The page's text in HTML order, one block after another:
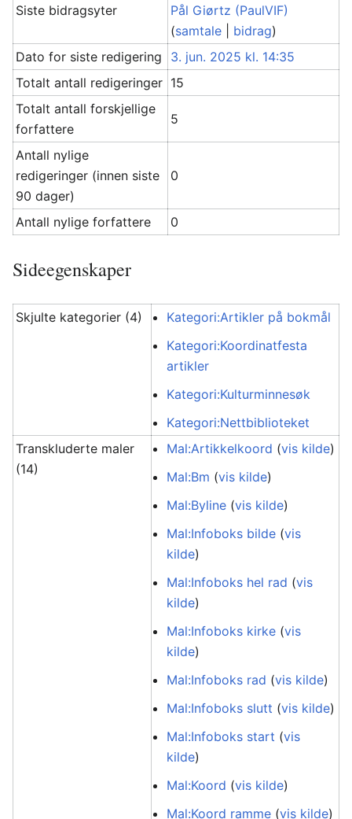
Siste bidragsyter
Pål Giørtz (PaulVIF)
(samtale bidrag)
Dato for siste redigering
3. jun. 2025 kl. 14:35
Totalt antall redigeringer 15
Totalt antall forskjellige
forfattere
5
Antall nylige
redigeringer (innen siste
90 dager)
0
Antall nylige forfattere 0
Sideegenskaper
Skjulte kategorier (4)
Kategori:Artikler på bokmål
Kategori:Koordinatfesta
artikler
Kategori:Kulturminnesøk
Kategori:Nettbiblioteket
Transkluderte maler
(14)
Mal:Artikkelkoord (vis kilde)
Mal:Bm (vis kilde)
Mal:Byline (vis kilde)
Mal:Infoboks bilde (vis
kilde)
Mal:Infoboks hel rad (vis
kilde)
Mal:Infoboks kirke (vis
kilde)
Mal:Infoboks rad (vis kilde)
Mal:Infoboks slutt (vis kilde)
Mal:Infoboks start (vis
kilde)
Mal:Koord (vis kilde)
Mal:Koord ramme (vis kilde)